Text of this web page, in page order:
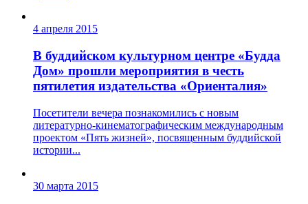
4 апреля 2015
В буддийском культурном центре «Будда
Дом» прошли мероприятия в честь
пятилетия издательства «Ориенталия»
Посетители вечера познакомились с новым
литературно-кинематографическим международным
проектом «Пять жизней», посвященным буддийской
истории...
30 марта 2015